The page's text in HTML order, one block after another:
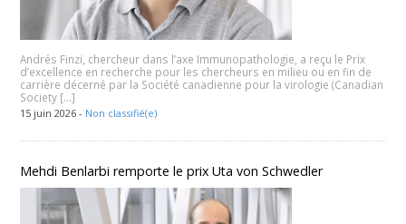
Andrés Finzi, chercheur dans l’axe Immunopathologie, a reçu le Prix
d’excellence en recherche pour les chercheurs en milieu ou en fin de
carrière décerné par la Société canadienne pour la virologie (Canadian
Society […]
15 juin 2026 - Non classifié(e)
Mehdi Benlarbi remporte le prix Uta von Schwedler